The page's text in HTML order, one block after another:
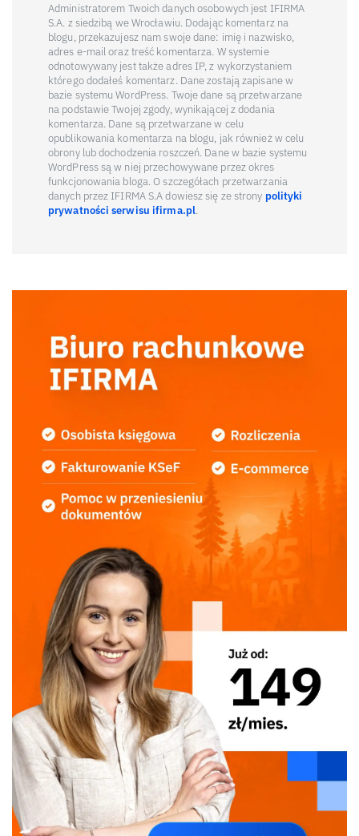
Administratorem Twoich danych osobowych jest IFIRMA
S.A. z siedzibą we Wrocławiu. Dodając komentarz na
blogu, przekazujesz nam swoje dane: imię i nazwisko,
adres e-mail oraz treść komentarza. W systemie
odnotowywany jest także adres IP, z wykorzystaniem
którego dodałeś komentarz. Dane zostają zapisane w
bazie systemu WordPress. Twoje dane są przetwarzane
na podstawie Twojej zgody, wynikającej z dodania
komentarza. Dane są przetwarzane w celu
opublikowania komentarza na blogu, jak również w celu
obrony lub dochodzenia roszczeń. Dane w bazie systemu
WordPress są w niej przechowywane przez okres
funkcjonowania bloga. O szczegółach przetwarzania
danych przez IFIRMA S.A dowiesz się ze strony polityki
prywatności serwisu ifirma.pl.